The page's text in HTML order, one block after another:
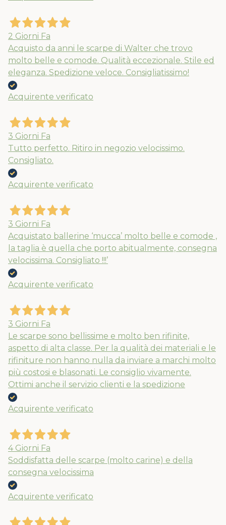
2 Giorni Fa
Acquisto da anni le scarpe di Walter che trovo
molto belle e comode. Qualità eccezionale. Stile ed
eleganza. Spedizione veloce. Consigliatissimo!
Acquirente verificato
3 Giorni Fa
Tutto perfetto. Ritiro in negozio velocissimo.
Consigliato.
Acquirente verificato
3 Giorni Fa
Acquistato ballerine ‘mucca’ molto belle e comode ,
la taglia è quella che porto abitualmente, consegna
velocissima. Consigliato !!!’
Acquirente verificato
3 Giorni Fa
Le scarpe sono bellissime e molto ben rifinite,
aspetto di alta classe. Per la qualità dei materiali e le
rifiniture non hanno nulla da inviare a marchi molto
più costosi e blasonati. Le consiglio vivamente.
Ottimi anche il servizio clienti e la spedizione
Acquirente verificato
4 Giorni Fa
Soddisfatta delle scarpe (molto carine) e della
consegna velocissima
Acquirente verificato
Usa il coupon estate10 al checkout per
il 10% extra su spesa minima di 89€. Le
spedizioni ripartiranno dal 24/08